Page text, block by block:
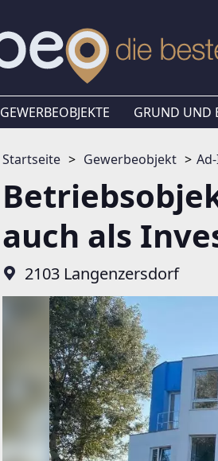
GEWERBEOBJEKTE GRUND UND
Startseite Gewerbeobjekt
auch als
2103 Langenzersdorf